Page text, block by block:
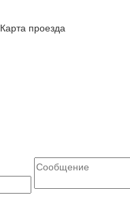
Карта проезда